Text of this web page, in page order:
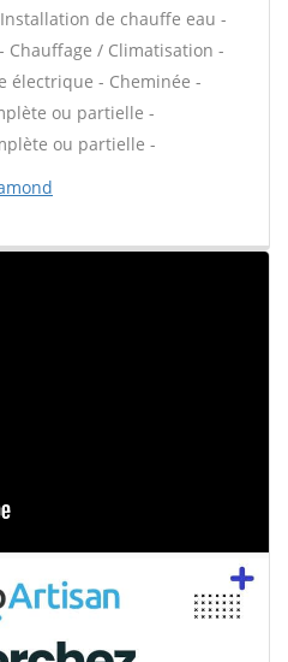
de chauffe eau -
Chauffage / Climatisation -
électrique - Cheminée -
ou partielle -
ou partielle -